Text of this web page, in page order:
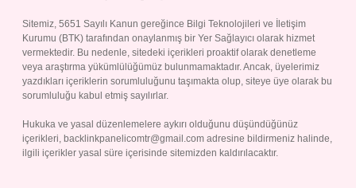
Sitemiz, 5651 Sayılı Kanun gereğince Bilgi Teknolojileri ve İletişim
Kurumu (BTK) tarafından onaylanmış bir Yer Sağlayıcı olarak hizmet
vermektedir. Bu nedenle, sitedeki içerikleri proaktif olarak denetleme
veya araştırma yükümlülüğümüz bulunmamaktadır. Ancak, üyelerimiz
yazdıkları içeriklerin sorumluluğunu taşımakta olup, siteye üye olarak bu
sorumluluğu kabul etmiş sayılırlar.
Hukuka ve yasal düzenlemelere aykırı olduğunu düşündüğünüz
içerikleri, backlinkpanelicomtr@gmail.com adresine bildirmeniz halinde,
ilgili içerikler yasal süre içerisinde sitemizden kaldırılacaktır.